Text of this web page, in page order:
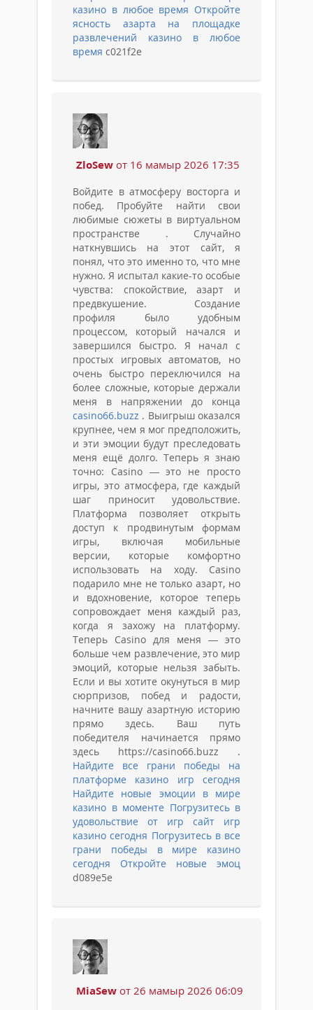
казино в любое время Откройте
ясность азарта на площадке
развлечений казино в любое
время c021f2e
ZloSew от 16 мамыр 2026 17:35
Войдите в атмосферу восторга и
побед. Пробуйте найти свои
любимые сюжеты в виртуальном
пространстве . Случайно
наткнувшись на этот сайт, я
понял, что это именно то, что мне
нужно. Я испытал какие-то особые
чувства: спокойствие, азарт и
предвкушение. Создание
профиля было удобным
процессом, который начался и
завершился быстро. Я начал с
простых игровых автоматов, но
очень быстро переключился на
более сложные, которые держали
меня в напряжении до конца
casino66.buzz . Выигрыш оказался
крупнее, чем я мог предположить,
и эти эмоции будут преследовать
меня ещё долго. Теперь я знаю
точно: Casino — это не просто
игры, это атмосфера, где каждый
шаг приносит удовольствие.
Платформа позволяет открыть
доступ к продвинутым формам
игры, включая мобильные
версии, которые комфортно
использовать на ходу. Casino
подарило мне не только азарт, но
и вдохновение, которое теперь
сопровождает меня каждый раз,
когда я захожу на платформу.
Теперь Casino для меня — это
больше чем развлечение, это мир
эмоций, которые нельзя забыть.
Если и вы хотите окунуться в мир
сюрпризов, побед и радости,
начните вашу азартную историю
прямо здесь. Ваш путь
победителя начинается прямо
здесь https://casino66.buzz .
Найдите все грани победы на
платформе казино игр сегодня
Найдите новые эмоции в мире
казино в моменте Погрузитесь в
удовольствие от игр сайт игр
казино сегодня Погрузитесь в все
грани победы в мире казино
сегодня
Откройте новые эмоц
d089e5e
MiaSew от 26 мамыр 2026 06:09